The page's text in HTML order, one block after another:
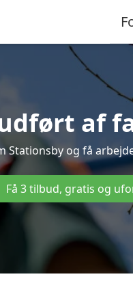
af
Stationsby og få
Få 3 tilbud, gratis og